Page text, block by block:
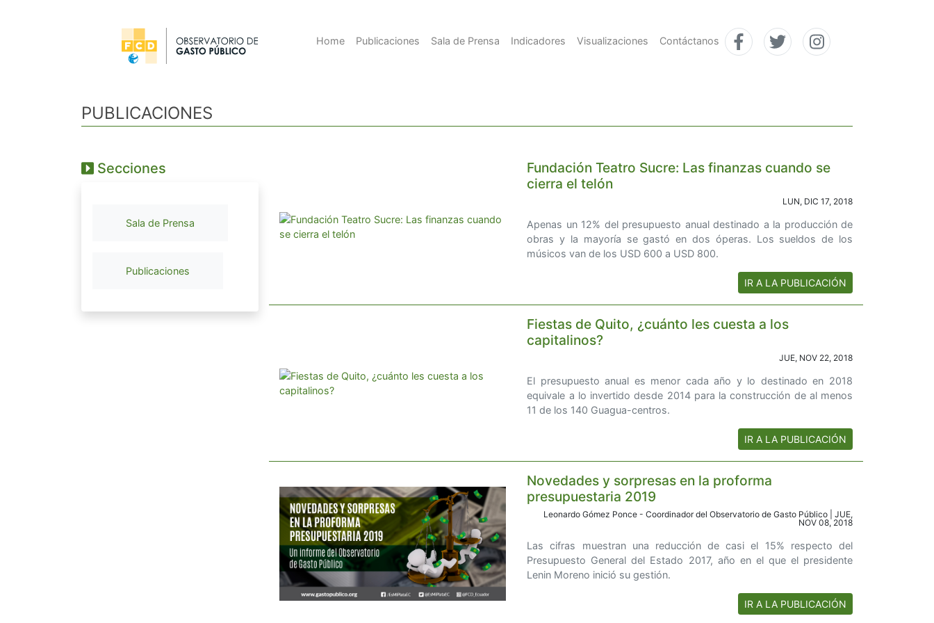
Home Publicaciones Sala de Prensa Indicadores Visualizaciones Contáctanos
PUBLICACIONES
Secciones
Sala de Prensa
Publicaciones
Fundación Teatro Sucre: Las finanzas cuando se
cierra el telón
LUN, DIC 17, 2018
Apenas un 12% del presupuesto anual destinado a la producción de
obras y la mayoría se gastó en dos óperas. Los sueldos de los
músicos van de los USD 600 a USD 800.
IR A LA PUBLICACIÓN
Fiestas de Quito, ¿cuánto les cuesta a los
capitalinos?
JUE, NOV 22, 2018
El presupuesto anual es menor cada año y lo destinado en 2018
equivale a lo invertido desde 2014 para la construcción de al menos
11 de los 140 Guagua-centros.
IR A LA PUBLICACIÓN
Novedades y sorpresas en la proforma
presupuestaria 2019
Leonardo Gómez Ponce - Coordinador del Observatorio de Gasto Público | JUE,
NOV 08, 2018
Las cifras muestran una reducción de casi el 15% respecto del
Presupuesto General del Estado 2017, año en el que el presidente
Lenin Moreno inició su gestión.
IR A LA PUBLICACIÓN